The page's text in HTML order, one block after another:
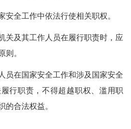
安全工作中依法行使相关职权。
及其工作人员在履行职责时，应
。
员在国家安全工作和涉及国家安全
行职责，不得超越职权、滥用职
合法权益。